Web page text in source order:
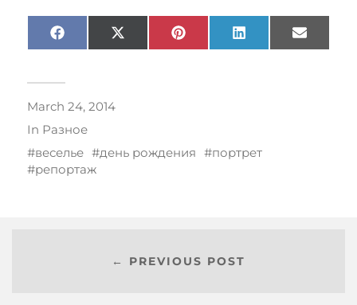
Facebook X
(Twitter)
Pinterest LinkedIn Email
March 24, 2014
In Разное
веселье
день рождения
портрет
репортаж
← PREVIOUS POST